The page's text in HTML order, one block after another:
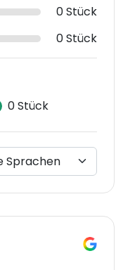
0 Stück
0 Stück
0 Stück